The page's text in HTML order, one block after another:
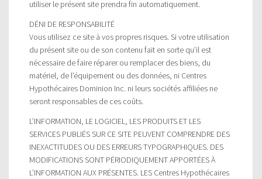
utiliser le présent site prendra fin automatiquement.
DÉNI DE RESPONSABILITÉ
Vous utilisez ce site à vos propres risques. Si votre utilisation
du présent site ou de son contenu fait en sorte qu’il est
nécessaire de faire réparer ou remplacer des biens, du
matériel, de l’équipement ou des données, ni Centres
Hypothécaires Dominion Inc. ni leurs sociétés affiliées ne
seront responsables de ces coûts.
L’INFORMATION, LE LOGICIEL, LES PRODUITS ET LES
SERVICES PUBLIÉS SUR CE SITE PEUVENT COMPRENDRE DES
INEXACTITUDES OU DES ERREURS TYPOGRAPHIQUES. DES
MODIFICATIONS SONT PÉRIODIQUEMENT APPORTÉES À
L’INFORMATION AUX PRÉSENTES. LES Centres Hypothécaires